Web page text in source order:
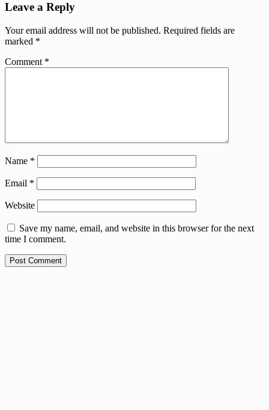
Leave a Reply
Your email address will not be published. Required fields are
marked *
Comment *
Name *
Email *
Website
Save my name, email, and website in this browser for the next
time I comment.